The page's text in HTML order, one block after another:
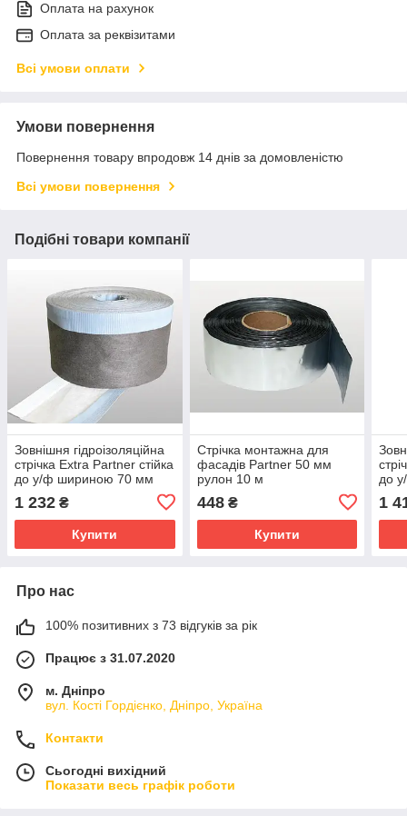
Оплата на рахунок
Оплата за реквізитами
Всі умови оплати
Умови повернення
Повернення товару впродовж 14 днів за домовленістю
Всі умови повернення
Подібні товари компанії
Зовнішня гідроізоляційна
стрічка Extra Partner стійка
до у/ф шириною 70 мм
1 232 ₴
Купити
Стрічка монтажна для
фасадів Partner 50 мм
рулон 10 м
448₴
Купити
до
1
Про нас
100% позитивних з 73 відгуків за рік
Працює з 31.07.2020
м. Дніпро
вул. Кості Гордієнко, Дніпро, Україна
Контакти
Сьогодні вихідний
Показати весь графік роботи